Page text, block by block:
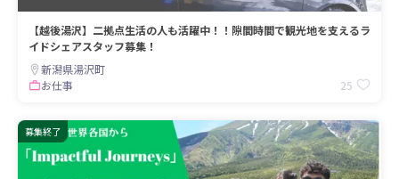
【越後湯沢】二拠点生活の人も活躍中！！隙間時間で観光地を支えるラ
イドシェアスタッフ募集！
新潟県湯沢町
お仕事
25
募集終了